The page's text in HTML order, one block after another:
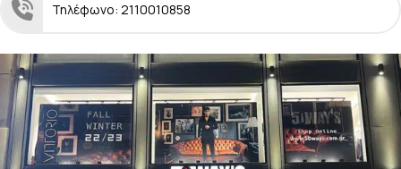
Τηλέφωνο: 2110010858